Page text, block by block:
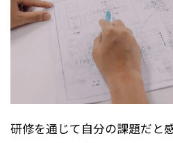
研修を通じて自分の課題だと